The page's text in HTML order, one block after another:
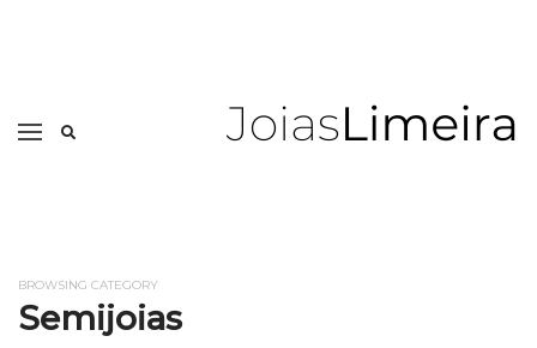
BROWSING CATEGORY
Semijoias